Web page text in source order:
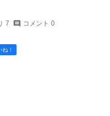
7 コメント 0
ね！